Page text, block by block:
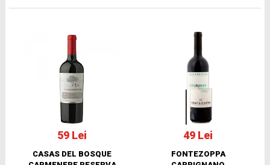
59 Lei
CASAS DEL BOSQUE
49 Lei
FONTEZOPPA